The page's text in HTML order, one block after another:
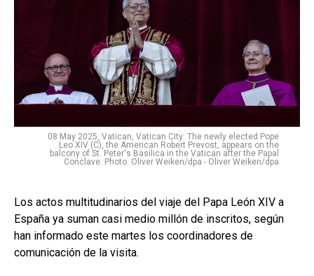
08 May 2025, Vatican, Vatican City: The newly elected Pope
Leo XIV (C), the American Robert Prevost, appears on the
balcony of St. Peter's Basilica in the Vatican after the Papal
Conclave. Photo: Oliver Weiken/dpa - Oliver Weiken/dpa
Los actos multitudinarios del viaje del Papa León XIV a
España ya suman casi medio millón de inscritos, según
han informado este martes los coordinadores de
comunicación de la visita.